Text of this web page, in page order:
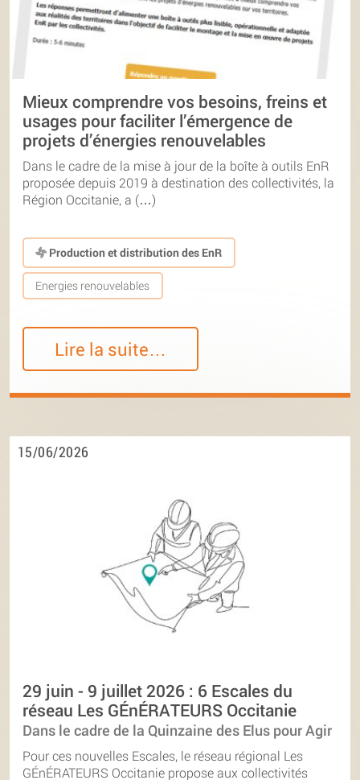
Mieux comprendre vos besoins, freins et
usages pour faciliter l’émergence de
projets d’énergies renouvelables
Dans le cadre de la mise à jour de la boîte à outils EnR
proposée depuis 2019 à destination des collectivités, la
Région Occitanie, a (…)
Production et distribution des EnR
Energies renouvelables
Lire la suite…
15/06/2026
29 juin - 9 juillet 2026 : 6 Escales du
réseau Les GÉnÉRATEURS Occitanie
Dans le cadre de la Quinzaine des Elus pour Agir
Pour ces nouvelles Escales, le réseau régional Les
GÉnÉRATEURS Occitanie propose aux collectivités